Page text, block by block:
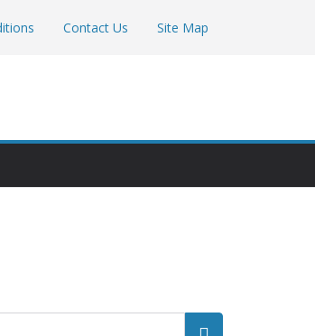
Contact Us Site Map